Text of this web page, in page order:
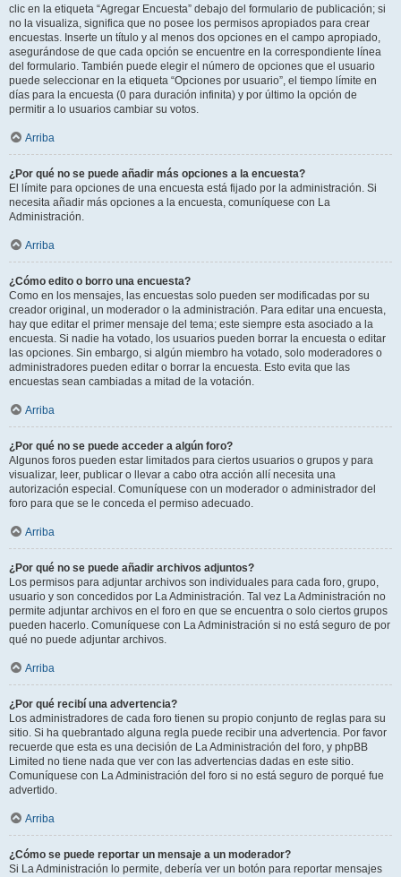
clic en la etiqueta “Agregar Encuesta” debajo del formulario de publicación; si
no la visualiza, significa que no posee los permisos apropiados para crear
encuestas. Inserte un título y al menos dos opciones en el campo apropiado,
asegurándose de que cada opción se encuentre en la correspondiente línea
del formulario. También puede elegir el número de opciones que el usuario
puede seleccionar en la etiqueta “Opciones por usuario”, el tiempo límite en
días para la encuesta (0 para duración infinita) y por último la opción de
permitir a lo usuarios cambiar su votos.
Arriba
¿Por qué no se puede añadir más opciones a la encuesta?
El límite para opciones de una encuesta está fijado por la administración. Si
necesita añadir más opciones a la encuesta, comuníquese con La
Administración.
Arriba
¿Cómo edito o borro una encuesta?
Como en los mensajes, las encuestas solo pueden ser modificadas por su
creador original, un moderador o la administración. Para editar una encuesta,
hay que editar el primer mensaje del tema; este siempre esta asociado a la
encuesta. Si nadie ha votado, los usuarios pueden borrar la encuesta o editar
las opciones. Sin embargo, si algún miembro ha votado, solo moderadores o
administradores pueden editar o borrar la encuesta. Esto evita que las
encuestas sean cambiadas a mitad de la votación.
Arriba
¿Por qué no se puede acceder a algún foro?
Algunos foros pueden estar limitados para ciertos usuarios o grupos y para
visualizar, leer, publicar o llevar a cabo otra acción allí necesita una
autorización especial. Comuníquese con un moderador o administrador del
foro para que se le conceda el permiso adecuado.
Arriba
¿Por qué no se puede añadir archivos adjuntos?
Los permisos para adjuntar archivos son individuales para cada foro, grupo,
usuario y son concedidos por La Administración. Tal vez La Administración no
permite adjuntar archivos en el foro en que se encuentra o solo ciertos grupos
pueden hacerlo. Comuníquese con La Administración si no está seguro de por
qué no puede adjuntar archivos.
Arriba
¿Por qué recibí una advertencia?
Los administradores de cada foro tienen su propio conjunto de reglas para su
sitio. Si ha quebrantado alguna regla puede recibir una advertencia. Por favor
recuerde que esta es una decisión de La Administración del foro, y phpBB
Limited no tiene nada que ver con las advertencias dadas en este sitio.
Comuníquese con La Administración del foro si no está seguro de porqué fue
advertido.
Arriba
¿Cómo se puede reportar un mensaje a un moderador?
Si La Administración lo permite, debería ver un botón para reportar mensajes